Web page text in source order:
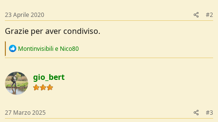
23 Aprile 2020 #2
Grazie per aver condiviso.
R
c
t
i
o
s
:
Montinvisibili e Nico80
gio_bert
27 Marzo 2025 #3